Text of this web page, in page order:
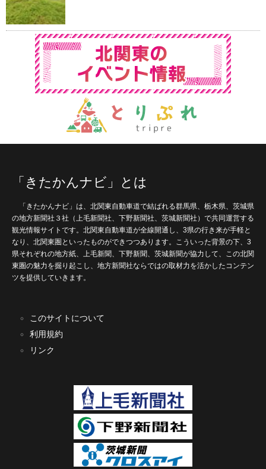
「きたかんナビ」とは
「きたかんナビ」は、北関東自動車道で結ばれる群馬県、栃木県、茨城県
の地方新聞社３社（上毛新聞社、下野新聞社、茨城新聞社）で共同運営する
観光情報サイトです。北関東自動車道が全線開通し、3県の行き来が手軽と
なり、北関東圏といったものができつつあります。こういった背景の下、3
県それぞれの地方紙、上毛新聞、下野新聞、茨城新聞が協力して、この北関
東圏の魅力を掘り起こし、地方新聞社ならではの取材力を活かしたコンテン
ツを提供していきます。
このサイトについて
利用規約
リンク